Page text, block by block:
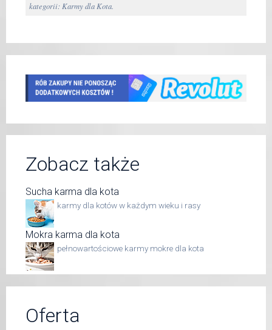
kategorii: Karmy dla Kota.
Zobacz także
Sucha karma dla kota
karmy dla kotów w każdym wieku i rasy
Mokra karma dla kota
pełnowartościowe karmy mokre dla kota
Oferta